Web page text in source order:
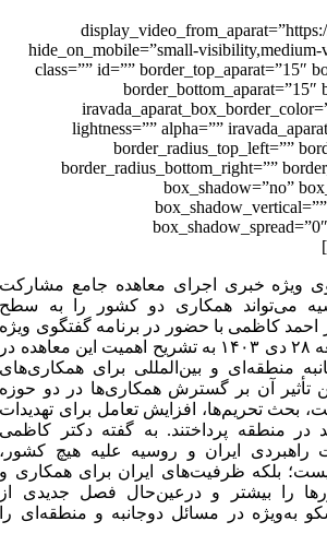
hide_on_mobile=”small-
class=”” id=”” border_top_aparat=”15″
border_bottom_aparat=”15″
lightness=”” alpha=””
border_radius_top_left=””
border_radius_bottom_right=””
box_shadow=”no”
ویژه خبری اجرای معاهده جامع مشارکت
می‌تواند همکاری دو کشور را به سطح
احمد کاظمی با حضور در برنامه گفتگوی ویژه
شبکه خبر در تاریخ جمعه ۲۸ دی ۱۴۰۳ به تشریح اهمیت این معاهده در
منطقه‌ای و بین‌المللی برای همکاری‌های
تأثیر آن بر گسترش همکاری‌ها در دو حوزه
بحث تحریم‌ها، افزایش تعامل برای تهدیدات
در منطقه پرداختند. به گفته دکتر کاظمی
راهبردی ایران و روسیه علیه هیچ کشور،
نیست؛ بلکه ظرفیت‌های ایران برای همکاری و
را بیشتر و درعین‌حال فصل جدیدی از
به‌ویژه در مسائل دوجانبه و منطقه‌ای را